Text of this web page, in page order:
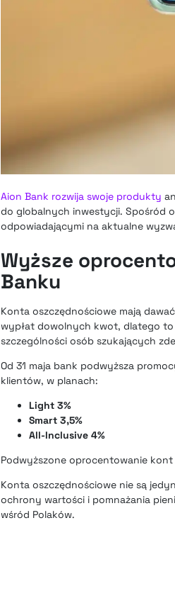
Aion Bank rozwija swoje produkty
do globalnych inwestycji. Spośród
odpowiadającymi na aktualne
Wyższe
Banku
Konta oszczędnościowe mają
wypłat dowolnych kwot, dlatego
szczególności osób szukających
Od 31 maja bank podwyższa
klientów, w planach:
Light 3%
Smart 3,5%
All-Inclusive 4%
Podwyższone oprocentowanie
Konta oszczędnościowe nie są
ochrony wartości i pomnażania
wśród Polaków.